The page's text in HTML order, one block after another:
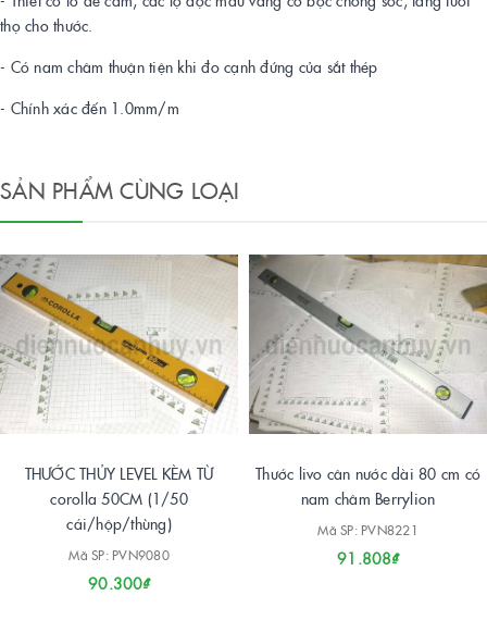
thọ cho thước.
- Có nam châm thuận tiện khi đo cạnh đứng của sắt thép
- Chính xác đến 1.0mm/m
SẢN PHẨM CÙNG LOẠI
THƯỚC THỦY LEVEL KÈM TỪ
corolla 50CM (1/50
cái/hộp/thùng)
Mã SP: PVN9080
90.300₫
Thước livo cân nước dài 80 cm có
nam châm Berrylion
Mã SP: PVN8221
91.808₫